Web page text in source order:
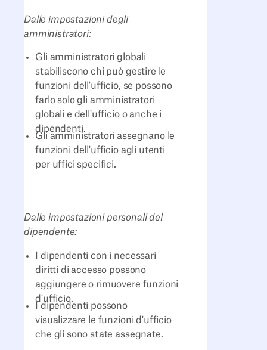
Dalle impostazioni degli
amministratori:
Gli amministratori globali
stabiliscono chi può gestire le
funzioni dell'ufficio, se possono
farlo solo gli amministratori
globali e dell'ufficio o anche i
dipendenti.
Gli amministratori assegnano le
funzioni dell'ufficio agli utenti
per uffici specifici.
Dalle impostazioni personali del
dipendente:
I dipendenti con i necessari
diritti di accesso possono
aggiungere o rimuovere funzioni
d'ufficio.
I dipendenti possono
visualizzare le funzioni d'ufficio
che gli sono state assegnate.